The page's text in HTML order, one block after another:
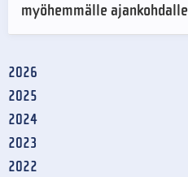
myöhemmälle ajankohdalle
2026
2025
2024
2023
2022